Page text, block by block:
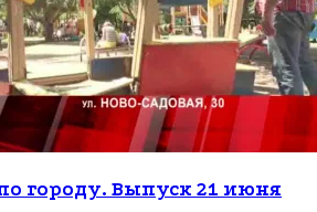
городу. Выпуск 21 июня